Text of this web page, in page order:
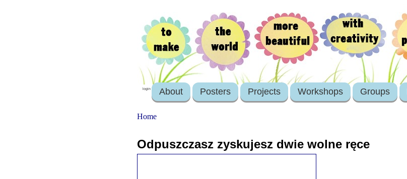
login About Posters Projects Workshops Groups
Home
Odpuszczasz zyskujesz dwie wolne ręce